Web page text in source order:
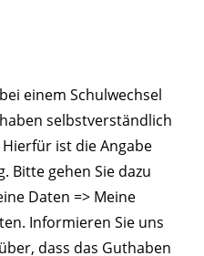
einem Schulwechsel
selbstverständlich
ist die Angabe
Bitte gehen Sie dazu
Daten => Meine
Informieren Sie uns
dass das Guthaben